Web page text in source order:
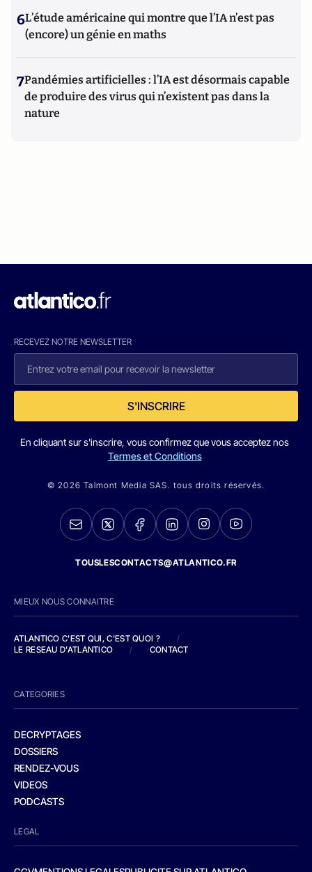
6L’étude américaine qui montre que l’IA n’est pas
(encore) un génie en maths
7Pandémies artificielles : l’IA est désormais capable
de produire des virus qui n’existent pas dans la
nature
RECEVEZ NOTRE NEWSLETTER
S'INSCRIRE
En cliquant sur s'inscrire, vous confirmez que vous acceptez nos
Termes et Conditions
© 2026 Talmont Media SAS. tous droits réservés.
TOUSLESCONTACTS@ATLANTICO.FR
MIEUX NOUS CONNAITRE
ATLANTICO C'EST QUI, C'EST QUOI ?
/
LE RESEAU D'ATLANTICO
/ CONTACT
CATEGORIES
DECRYPTAGES
DOSSIERS
RENDEZ-VOUS
VIDEOS
PODCASTS
LEGAL